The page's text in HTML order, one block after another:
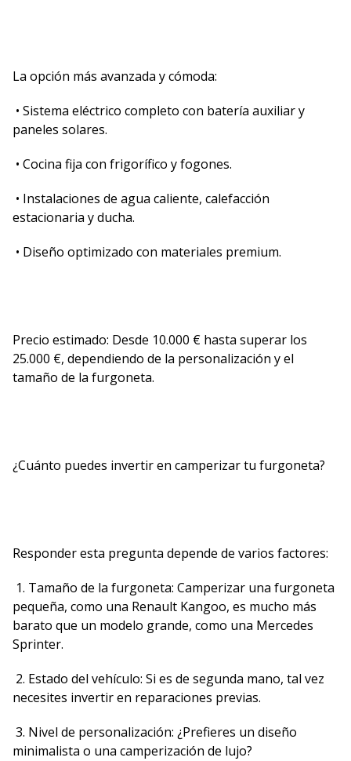
La opción más avanzada y cómoda:
• Sistema eléctrico completo con batería auxiliar y
paneles solares.
• Cocina fija con frigorífico y fogones.
• Instalaciones de agua caliente, calefacción
estacionaria y ducha.
• Diseño optimizado con materiales premium.
Precio estimado: Desde 10.000 € hasta superar los
25.000 €, dependiendo de la personalización y el
tamaño de la furgoneta.
¿Cuánto puedes invertir en camperizar tu furgoneta?
Responder esta pregunta depende de varios factores:
1. Tamaño de la furgoneta: Camperizar una furgoneta
pequeña, como una Renault Kangoo, es mucho más
barato que un modelo grande, como una Mercedes
Sprinter.
2. Estado del vehículo: Si es de segunda mano, tal vez
necesites invertir en reparaciones previas.
3. Nivel de personalización: ¿Prefieres un diseño
minimalista o una camperización de lujo?